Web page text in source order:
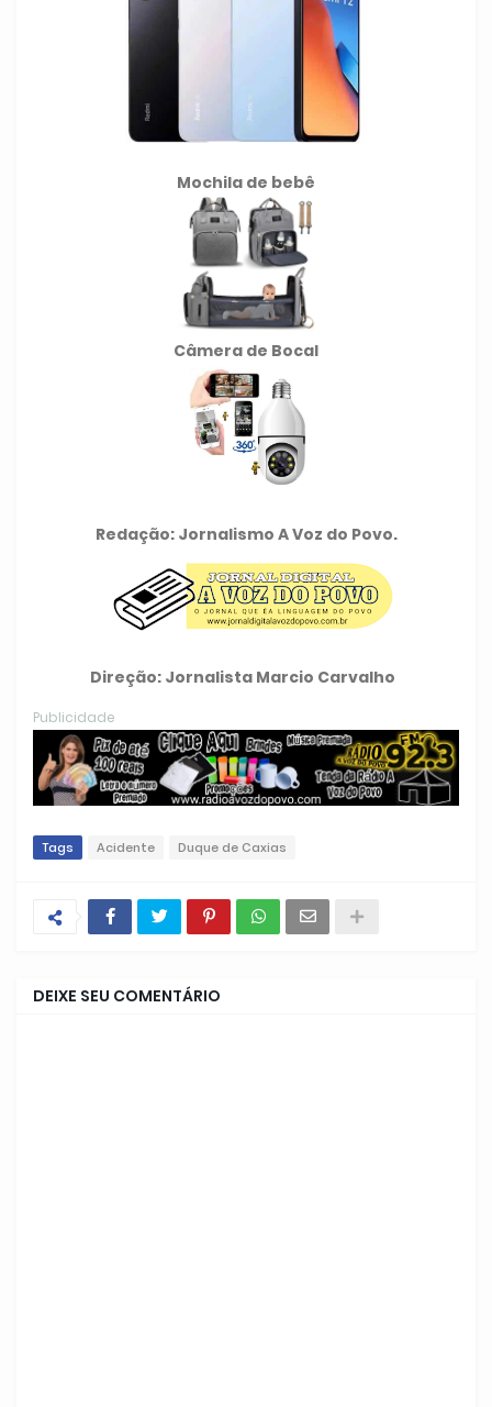
Mochila de bebê
Câmera de Bocal
Redação: Jornalismo A Voz do Povo.
Direção: Jornalista Marcio Carvalho
Publicidade
Tags Acidente Duque de Caxias
DEIXE SEU COMENTÁRIO